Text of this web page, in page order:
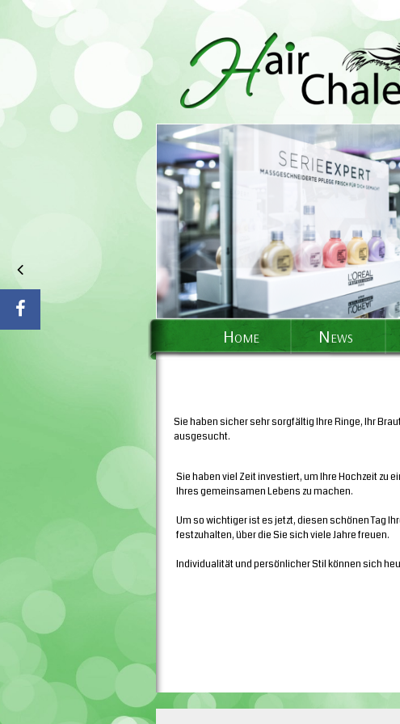
Home News
Sie haben sicher sehr sorgfältig Ihre Ringe, Ihr
ausgesucht.
Sie haben viel Zeit investiert, um Ihre Hochzeit zu
Ihres gemeinsamen Lebens zu machen.
Um so wichtiger ist es jetzt, diesen schönen Tag
festzuhalten, über die Sie sich viele Jahre freuen.
Individualität und persönlicher Stil können sich